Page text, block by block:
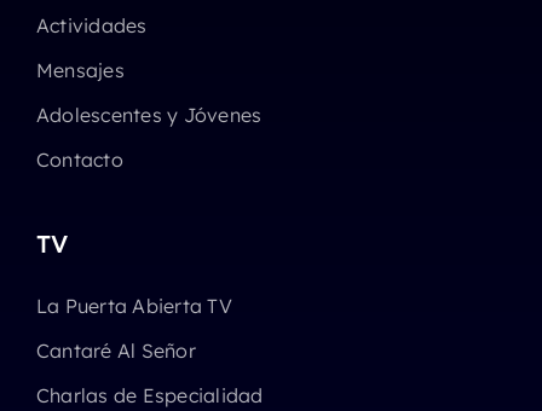
Actividades
Mensajes
Adolescentes y Jóvenes
Contacto
TV
La Puerta Abierta TV
Cantaré Al Señor
Charlas de Especialidad